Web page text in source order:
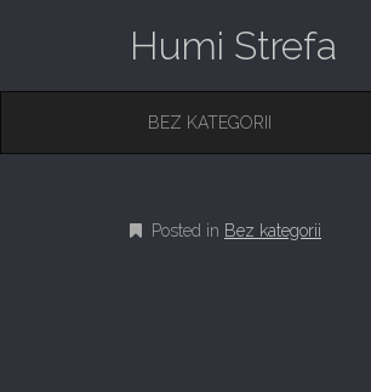
Humi Strefa
M
M
C
BEZ KATEGORII
Posted in Bez kategorii